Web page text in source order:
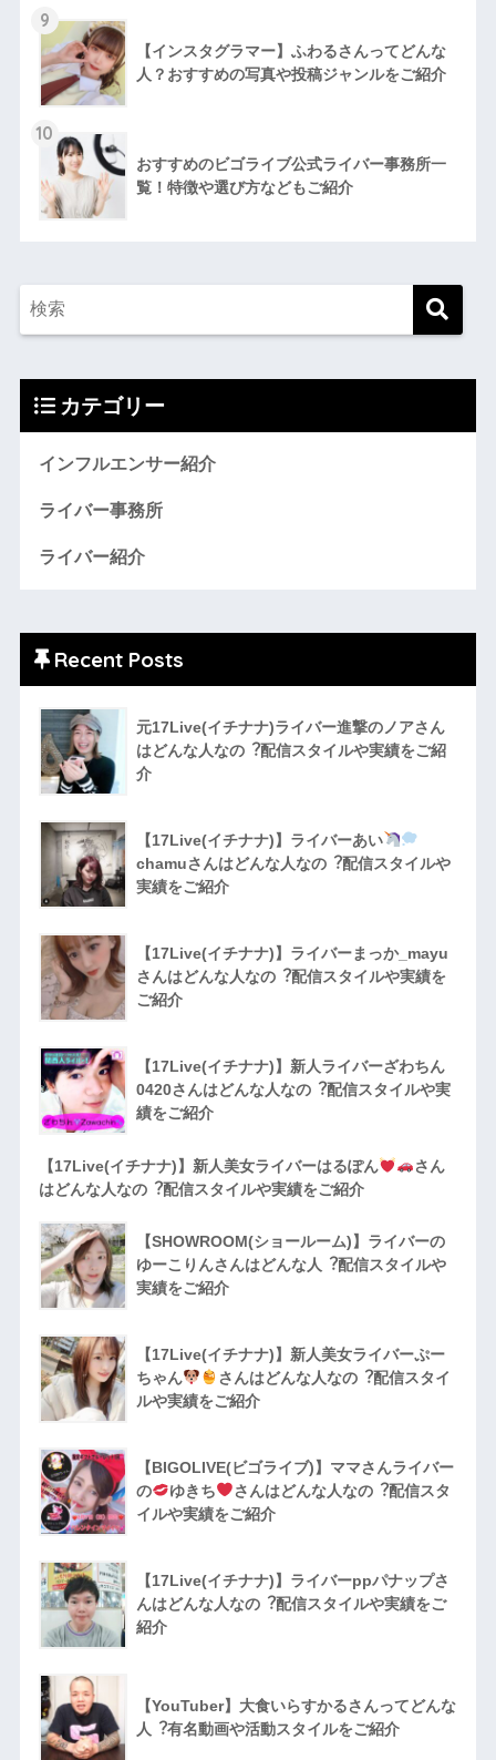
9
【インスタグラマー】ふわるさんってどんな
人？おすすめの写真や投稿ジャンルをご紹介
10
おすすめのビゴライブ公式ライバー事務所一
覧！特徴や選び方などもご紹介
カテゴリー
インフルエンサー紹介
ライバー事務所
ライバー紹介
Recent Posts
元17Live(イチナナ)ライバー進撃のノアさん
はどんな人なの︖配信スタイルや実績をご紹
介
【17Live(イチナナ)】ライバーあい
chamuさんはどんな人なの︖配信スタイルや
実績をご紹介
【17Live(イチナナ)】ライバーまっか_mayu
さんはどんな人なの︖配信スタイルや実績を
ご紹介
【17Live(イチナナ)】新人ライバーざわちん
0420さんはどんな人なの︖配信スタイルや実
績をご紹介
【17Live(イチナナ)】新人美女ライバーはるぽん
さん
はどんな人なの︖配信スタイルや実績をご紹介
【SHOWROOM(ショールーム)】ライバーの
ゆーこりんさんはどんな人︖配信スタイルや
実績をご紹介
【17Live(イチナナ)】新人美女ライバーぷー
ちゃん
さんはどんな人なの︖配信スタイ
ルや実績をご紹介
【BIGOLIVE(ビゴライブ)】ママさんライバー
の
ゆきち
さんはどんな人なの︖配信スタ
イルや実績をご紹介
【17Live(イチナナ)】ライバーppパナップさ
んはどんな人なの︖配信スタイルや実績をご
紹介
【YouTuber】大食いらすかるさんってどんな
⼈︖有名動画や活動スタイルをご紹介